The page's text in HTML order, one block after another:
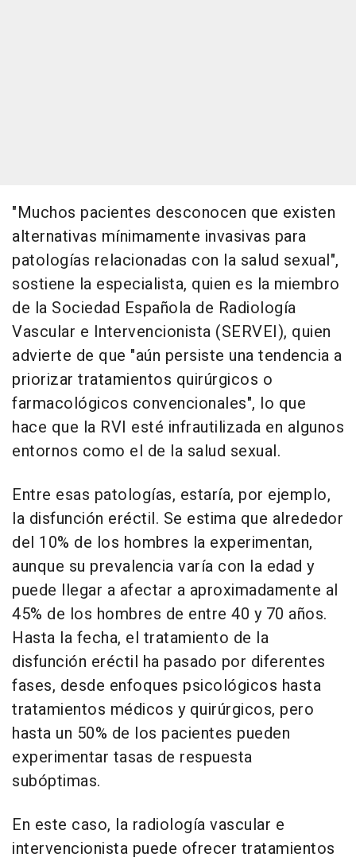
"Muchos pacientes desconocen que existen
alternativas mínimamente invasivas para
patologías relacionadas con la salud sexual",
sostiene la especialista, quien es la miembro
de la Sociedad Española de Radiología
Vascular e Intervencionista (SERVEI), quien
advierte de que "aún persiste una tendencia a
priorizar tratamientos quirúrgicos o
farmacológicos convencionales", lo que
hace que la RVI esté infrautilizada en algunos
entornos como el de la salud sexual.
Entre esas patologías, estaría, por ejemplo,
la disfunción eréctil. Se estima que alrededor
del 10% de los hombres la experimentan,
aunque su prevalencia varía con la edad y
puede llegar a afectar a aproximadamente al
45% de los hombres de entre 40 y 70 años.
Hasta la fecha, el tratamiento de la
disfunción eréctil ha pasado por diferentes
fases, desde enfoques psicológicos hasta
tratamientos médicos y quirúrgicos, pero
hasta un 50% de los pacientes pueden
experimentar tasas de respuesta
subóptimas.
En este caso, la radiología vascular e
intervencionista puede ofrecer tratamientos